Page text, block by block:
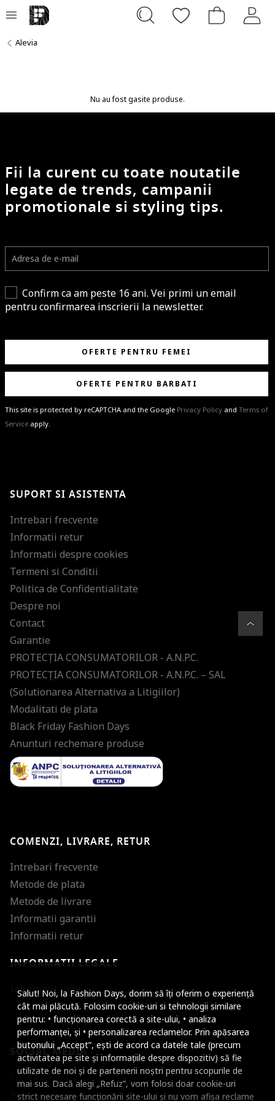
Salut! Noi, la Fashion Days, dorim să îți oferim o experiență
cât mai plăcută. Folosim cookie-uri si tehnologii similare
pentru: • funcționarea corectă a site-ului, • analiza
performanței, și • personalizarea reclamelor. Prin apăsarea
butonului „Accept”, ești de acord ca datele tale (precum
activitatea pe site și informațiile despre dispozitiv) să fie
utilizate de noi și de partenerii noștri pentru scopurile de
mai sus. Dacă alegi „Refuz”, vom folosi doar cookie-uri
strict necesare funcționării site-ului și nu vom afișa reclame
Alevia
Nu au fost gasite produse.
Fii la curent cu toate noutatile
legate de trends, campanii
promotionale si styling tips.
Confirm ca am peste 16 ani. Vei primi un email
pentru confirmarea inscrierii la newsletter.
OFERTE PENTRU FEMEI
OFERTE PENTRU BARBATI
This site is protected by reCAPTCHA and the Google Privacy Policy and Terms of
Service apply.
ultimele tendinte in moda!
SUPORT SI ASISTENTA
Intrebari frecvente
Informatii retur
Informatii despre cookies
Termeni si Conditii
Politica de Confidentialitate
Despre noi
Contact
Garantie
PROTECŢIA CONSUMATORILOR - A.N.P.C.
PROTECŢIA CONSUMATORILOR - A.N.P.C. – SAL
(Solutionarea Alternativa a Litigiilor)
Modalitati de plata
Black Friday Fashion Days
Anunturi rechemare produse
COMENZI, LIVRARE, RETUR
Intrebari frecvente
Metode de plata
Metode de livrare
Informatii garantii
Informatii retur
INFORMATII LEGALE
Informatii utile
SOCIAL MEDIA
Facebook
Instagram
Micsoreaza
Mareste spatierea
Micsoreaza
Mareste inaltimea